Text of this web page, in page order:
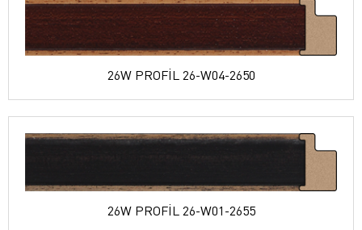
26W PROFİL 26-W04-2650
26W PROFİL 26-W01-2655